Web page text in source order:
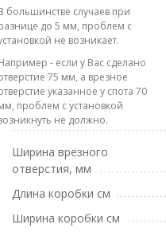
большинстве случаев при
до 5 мм, проблем с
не возникает.
- если у Вас сделано
75 мм, а врезное
указанное у спота 70
проблем с установкой
не должно.
Ширина врезного
отверстия, мм
Длина коробки см
Ширина коробки см